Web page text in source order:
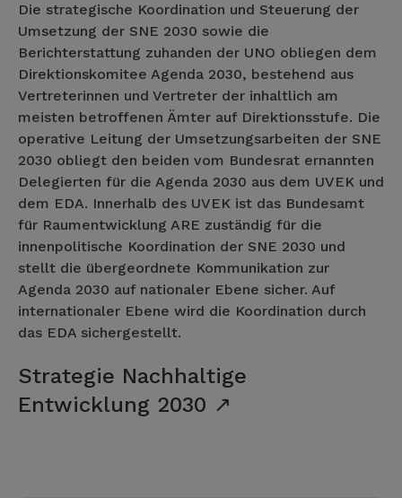
Die strategische Koordination und Steuerung der
Umsetzung der SNE 2030 sowie die
Berichterstattung zuhanden der UNO obliegen dem
Direktionskomitee Agenda 2030, bestehend aus
Vertreterinnen und Vertreter der inhaltlich am
meisten betroffenen Ämter auf Direktionsstufe. Die
operative Leitung der Umsetzungsarbeiten der SNE
2030 obliegt den beiden vom Bundesrat ernannten
Delegierten für die Agenda 2030 aus dem UVEK und
dem EDA. Innerhalb des UVEK ist das Bundesamt
für Raumentwicklung ARE zuständig für die
innenpolitische Koordination der SNE 2030 und
stellt die übergeordnete Kommunikation zur
Agenda 2030 auf nationaler Ebene sicher. Auf
internationaler Ebene wird die Koordination durch
das EDA sichergestellt.
Strategie Nachhaltige
Entwicklung 2030 ↗